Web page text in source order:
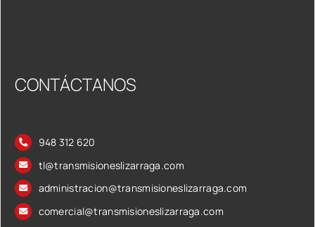
CONTÁCTANOS
948 312 620
tl@transmisioneslizarraga.com
administracion@transmisioneslizarraga.com
comercial@transmisioneslizarraga.com